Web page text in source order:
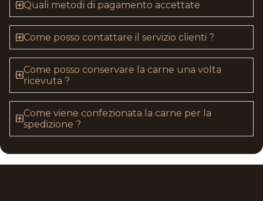
Quali metodi di pagamento accettate
Come posso contattare il servizio clienti ?
Come posso conservare la carne una volta
ricevuta ?
Come viene confezionata la carne per la
spedizione ?